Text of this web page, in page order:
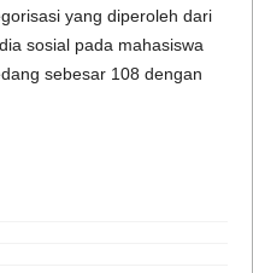
yang diperoleh dari
sosial pada mahasiswa
sebesar 108 dengan